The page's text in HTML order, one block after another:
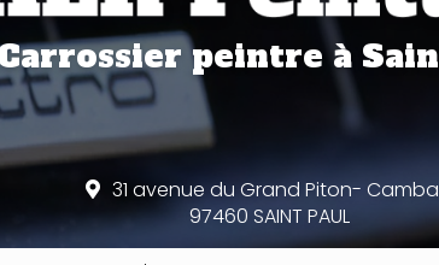
peintreà
31 avenue du Grand Piton-
97460 SAINT PAUL